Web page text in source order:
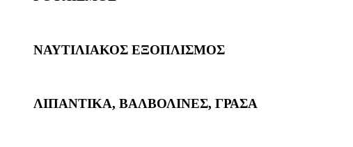
ΝΑΥΤΙΛΙΑΚΟΣ ΕΞΟΠΛΙΣΜΟΣ
ΛΙΠΑΝΤΙΚΑ, ΒΑΛΒΟΛΙΝΕΣ, ΓΡΑΣΑ